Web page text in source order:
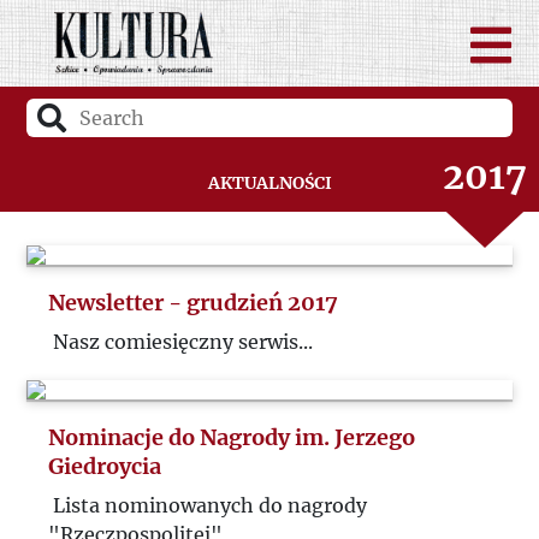
Aktualności
2019
2018
2017
2016
Newsletter - grudzień 2017
Nasz comiesięczny serwis...
Nominacje do Nagrody im. Jerzego
Giedroycia
Lista nominowanych do nagrody
"Rzeczpospolitej"